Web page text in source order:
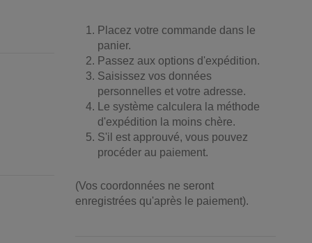
Placez votre commande dans le
panier.
Passez aux options d'expédition.
Saisissez vos données
personnelles et votre adresse.
Le système calculera la méthode
d'expédition la moins chère.
S'il est approuvé, vous pouvez
procéder au paiement.
(Vos coordonnées ne seront
enregistrées qu'après le paiement).